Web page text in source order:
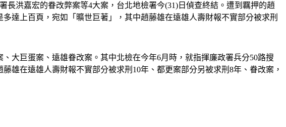
洪嘉宏的眷改弊案等4大案，台北地檢署今(31)日偵查終結。 遭到羈押的趙
達上百頁，宛如「曠世巨著」， 其中趙藤雄在遠雄人壽財報不實部分被求刑
大巨蛋案、遠雄眷改案。 其中北檢在今年6月時，就指揮廉政署兵分50路搜
雄在遠雄人壽財報不實部分被求刑10年、都更案部分另被求刑8年、眷改案，